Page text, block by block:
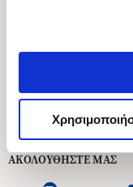
Εξυπηρέτηση Πελατών
ΑΚΟΛΟΥΘΗΣΤΕ ΜΑΣ